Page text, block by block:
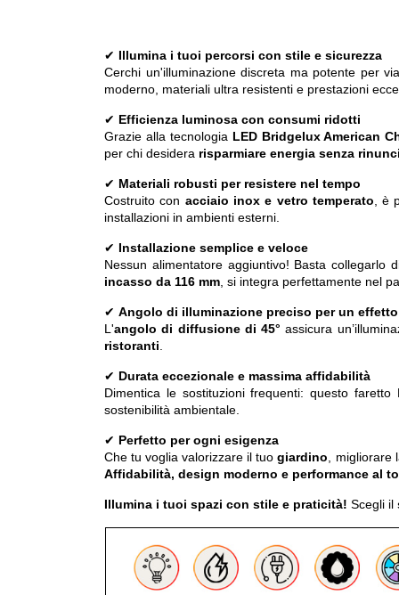
✔ Illumina i tuoi percorsi con stile e sicurezza
Cerchi un'illuminazione discreta ma potente per
moderno, materiali ultra resistenti e prestazioni
✔ Efficienza luminosa con consumi ridotti
Grazie alla tecnologia LED Bridgelux American
per chi desidera risparmiare energia senza
✔ Materiali robusti per resistere nel tempo
Costruito con acciaio inox e vetro temperato, è
installazioni in ambienti esterni.
✔ Installazione semplice e veloce
Nessun alimentatore aggiuntivo! Basta collegarlo
incasso da 116 mm, si integra perfettamente nel
✔ Angolo di illuminazione preciso per un
L'angolo di diffusione di 45° assicura
ristoranti.
✔ Durata eccezionale e massima affidabilità
Dimentica le sostituzioni frequenti: questo
sostenibilità ambientale.
✔ Perfetto per ogni esigenza
Che tu voglia valorizzare il tuogiardino, migliorare
Affidabilità, design moderno e performance al
Illumina i tuoi spazi con stile e praticità! Scegli il